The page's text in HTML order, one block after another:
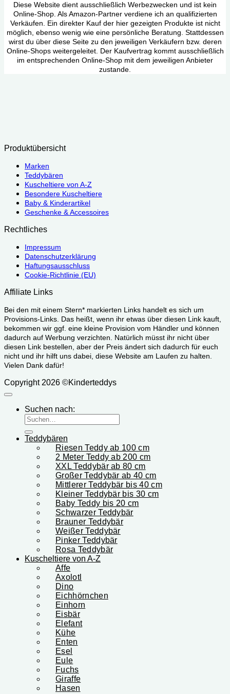
Diese Website dient ausschließlich Werbezwecken und ist kein
Online-Shop. Als Amazon-Partner verdiene ich an qualifizierten
Verkäufen. Ein direkter Kauf der hier gezeigten Produkte ist nicht
möglich, ebenso wenig wie eine persönliche Beratung. Stattdessen
wirst du über diese Seite zu den jeweiligen Verkäufern bzw. deren
Online-Shops weitergeleitet. Der Kaufvertrag kommt ausschließlich
im entsprechenden Online-Shop mit dem jeweiligen Anbieter
zustande.
Produktübersicht
Marken
Teddybären
Kuscheltiere von A-Z
Besondere Kuscheltiere
Baby & Kinderartikel
Geschenke & Accessoires
Rechtliches
Impressum
Datenschutzerklärung
Haftungsausschluss
Cookie-Richtlinie (EU)
Affiliate Links
Bei den mit einem Stern* markierten Links handelt es sich um
Provisions-Links. Das heißt, wenn ihr etwas über diesen Link kauft,
bekommen wir ggf. eine kleine Provision vom Händler und können
dadurch auf Werbung verzichten. Natürlich müsst ihr nicht über
diesen Link bestellen, aber der Preis ändert sich dadurch für euch
nicht und ihr hilft uns dabei, diese Website am Laufen zu halten.
Vielen Dank dafür!
Copyright 2026 ©Kinderteddys
Suchen nach:
Teddybären
Riesen Teddy ab 100 cm
2 Meter Teddy ab 200 cm
XXL Teddybär ab 80 cm
Großer Teddybär ab 40 cm
Mittlerer Teddybär bis 40 cm
Kleiner Teddybär bis 30 cm
Baby Teddy bis 20 cm
Schwarzer Teddybär
Brauner Teddybär
Weißer Teddybär
Pinker Teddybär
Rosa Teddybär
Kuscheltiere von A-Z
Affe
Axolotl
Dino
Eichhörnchen
Einhorn
Eisbär
Elefant
Kühe
Enten
Esel
Eule
Fuchs
Giraffe
Hasen